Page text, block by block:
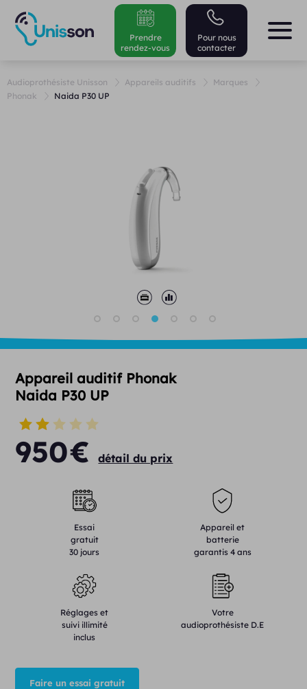
Pour nous
contacter
Prendre
rendez-vous
Audioprothésiste Unisson Appareils auditifs
Marques
Phonak
Naida P30 UP
Appareil auditif Phonak
Naida P30 UP
950€ détail du prix
Essai
gratuit
30 jours
Appareil et
batterie
garantis 4 ans
Réglages et
suivi illimité
inclus
Votre
audioprothésiste D.E
Faire un essai gratuit